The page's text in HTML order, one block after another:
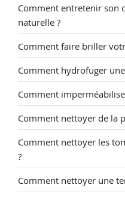
Comment entretenir son
naturelle ?
Comment faire briller
Comment hydrofuger
Comment
Comment nettoyer de la
Comment nettoyer les
?
Comment nettoyer une